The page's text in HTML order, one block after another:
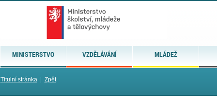
MINISTERSTVO VZDĚLÁVÁNÍ MLÁDEŽ
Titulní stránka| Zpět